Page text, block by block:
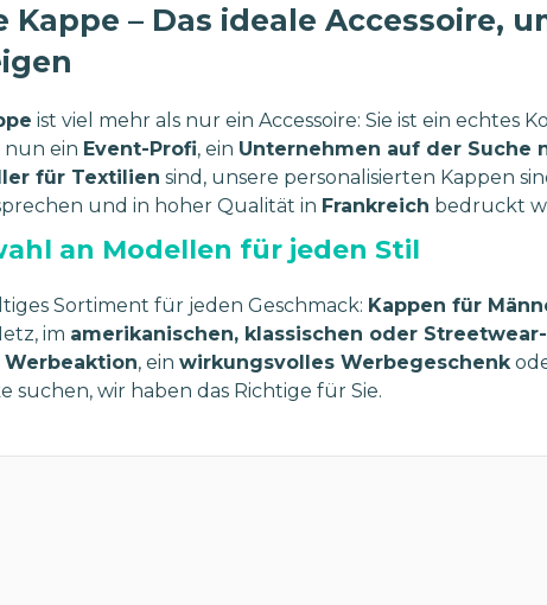
Kappe – Das ideale Accessoire,
ist viel mehr als nur ein Accessoire: Sie ist ein echtes
nun ein Event-Profi, ein Unternehmen auf der Suche
für Textilien sind, unsere personalisierten Kappen
und in hoher Qualität in Frankreich bedruckt
an Modellen für jeden Stil
Sortiment für jeden Geschmack: Kappen für
im amerikanischen, klassischen oder
Werbeaktion, einwirkungsvolles Werbegeschenk
suchen, wir haben das Richtige für Sie.